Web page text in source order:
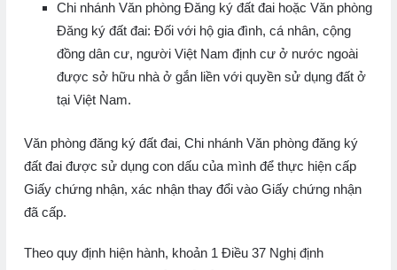
Chi nhánh Văn phòng Đăng ký đất đai hoặc Văn phòng
Đăng ký đất đai: Đối với hộ gia đình, cá nhân, cộng
đồng dân cư, người Việt Nam định cư ở nước ngoài
được sở hữu nhà ở gắn liền với quyền sử dụng đất ở
tại Việt Nam.
Văn phòng đăng ký đất đai, Chi nhánh Văn phòng đăng ký
đất đai được sử dụng con dấu của mình để thực hiện cấp
Giấy chứng nhận, xác nhận thay đổi vào Giấy chứng nhận
đã cấp.
Theo quy định hiện hành, khoản 1 Điều 37 Nghị định